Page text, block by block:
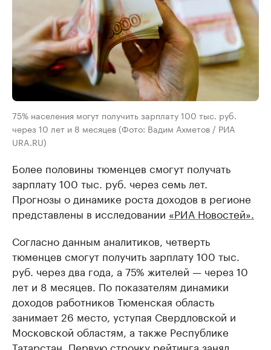
75% населения могут получить зарплату 100 тыс. руб.
через 10 лет и 8 месяцев (Фото: Вадим Ахметов / РИА
URA.RU)
Более половины тюменцев смогут получать
зарплату 100 тыс. руб. через семь лет.
Прогнозы о динамике роста доходов в регионе
представлены в исследовании «РИА Новостей».
Согласно данным аналитиков, четверть
тюменцев смогут получить зарплату 100 тыс.
руб. через два года, а 75% жителей — через 10
лет и 8 месяцев. По показателям динамики
доходов работников Тюменская область
занимает 26 место, уступая Свердловской и
Московской областям, а также Республике
Татарстан. Первую строчку рейтинга занял